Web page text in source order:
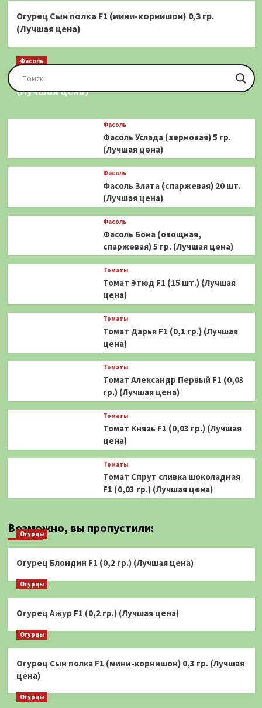
Огурец Сын полка F1 (мини-корнишон) 0,3 гр.
(Лучшая цена)
Фасоль
Фасоль Золотая Сакса (спаржевая) 20 шт.
(Лучшая цена)
Фасоль
Фасоль Услада (зерновая) 5 гр.
(Лучшая цена)
Фасоль
Фасоль Злата (спаржевая) 20 шт.
(Лучшая цена)
Фасоль
Фасоль Бона (овощная,
спаржевая) 5 гр. (Лучшая цена)
Томаты
Томат Этюд F1 (15 шт.) (Лучшая
цена)
Томаты
Томат Дарья F1 (0,1 гр.) (Лучшая
цена)
Томаты
Томат Александр Первый F1 (0,03
гр.) (Лучшая цена)
Томаты
Томат Князь F1 (0,03 гр.) (Лучшая
цена)
Томаты
Томат Спрут сливка шоколадная
F1 (0,03 гр.) (Лучшая цена)
Возможно, вы пропустили:
Огурцы
Огурец Блондин F1 (0,2 гр.) (Лучшая цена)
Огурцы
Огурец Ажур F1 (0,2 гр.) (Лучшая цена)
Огурцы
Огурец Сын полка F1 (мини-корнишон) 0,3 гр. (Лучшая
цена)
Огурцы